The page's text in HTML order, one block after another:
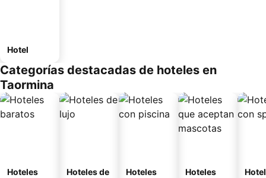
Hotel
Categorías destacadas de hoteles en
Taormina
Hoteles
Hoteles de
Hoteles
Hoteles